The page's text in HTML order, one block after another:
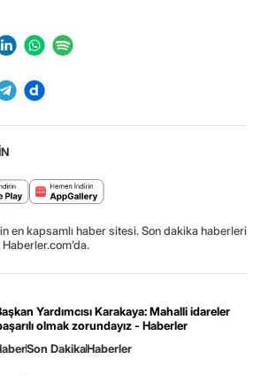
en kapsamlı haber sitesi. Son dakika haberleri
Yardımcısı Karakaya: Mahalli idareler
olmak zorundayız - Haberler
Son DakikaHaberler